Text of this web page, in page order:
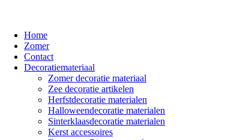
Home
Zomer
Contact
Decoratiemateriaal
Zomer decoratie materiaal
Zee decoratie artikelen
Herfstdecoratie materialen
Halloweendecoratie materialen
Sinterklaasdecoratie materialen
Kerst accessoires